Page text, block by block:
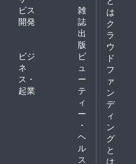
ビス
開発
雑
誌
出
版
ビジ
ネ
ス・
起業
ビ
ュ
ー
テ
ィ
ー
・
ヘ
ル
ス
は
ク
ラ
ウ
ド
フ
ァ
ン
デ
ィ
ン
グ
と
は